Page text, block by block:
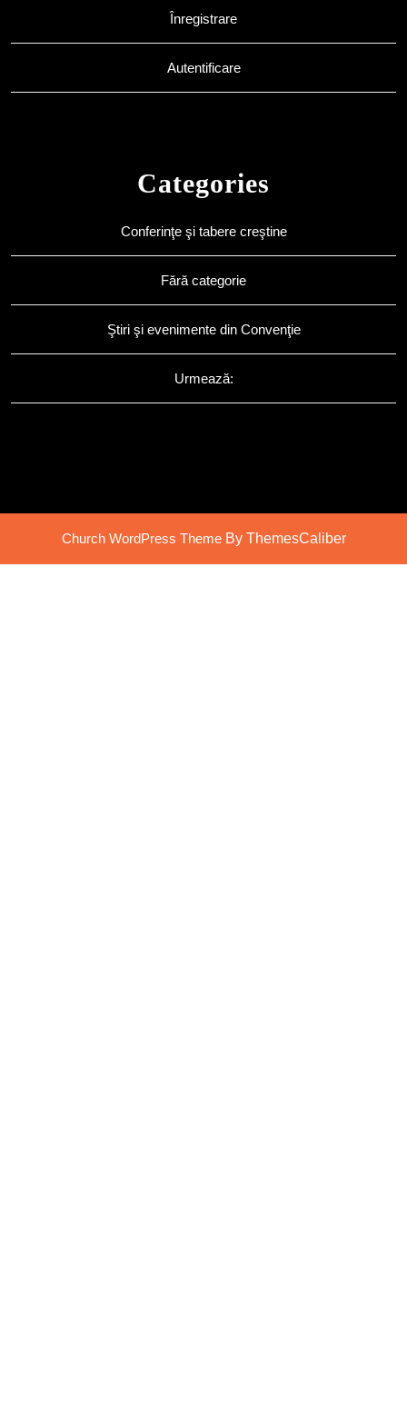
Înregistrare
Autentificare
Categories
Conferinţe şi tabere creştine
Fără categorie
Ştiri şi evenimente din Convenţie
Urmează:
Church WordPress ThemeBy ThemesCaliber